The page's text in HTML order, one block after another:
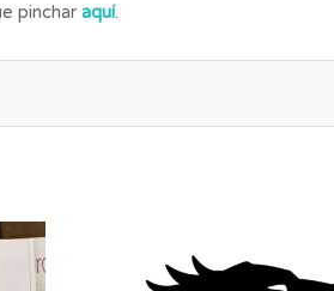
pincharaquí.